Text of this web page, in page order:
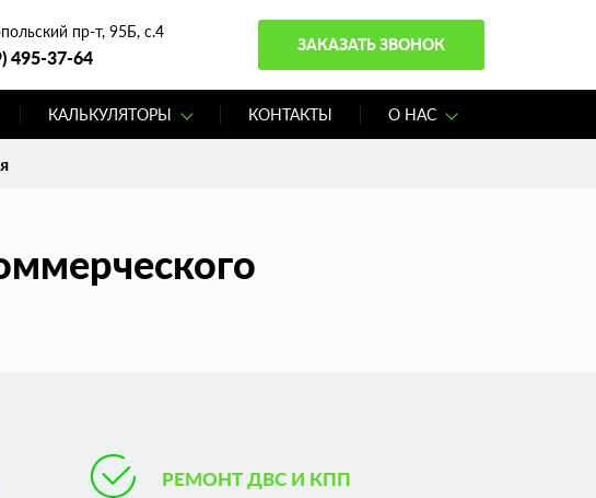
пр-т, 95Б, с.4
495-37-64
ЗАКАЗАТЬ ЗВОНОК
КАЛЬКУЛЯТОРЫ КОНТАКТЫ О НАС
РЕМОНТ ДВС И КПП